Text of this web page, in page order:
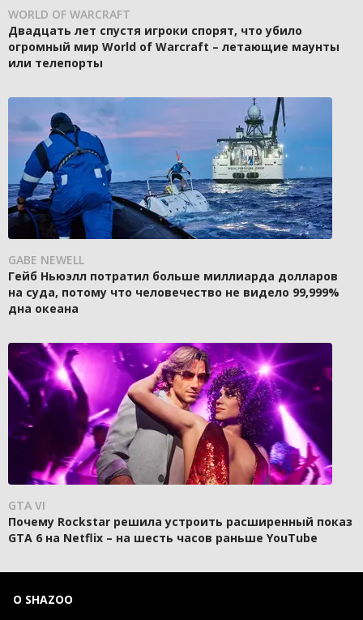
WORLD OF WARCRAFT
Двадцать лет спустя игроки спорят, что убило
огромный мир World of Warcraft – летающие маунты
или телепорты
GABE NEWELL
Гейб Ньюэлл потратил больше миллиарда долларов
на суда, потому что человечество не видело 99,999%
дна океана
GTA VI
Почему Rockstar решила устроить расширенный показ
GTA 6 на Netflix – на шесть часов раньше YouTube
О SHAZOO